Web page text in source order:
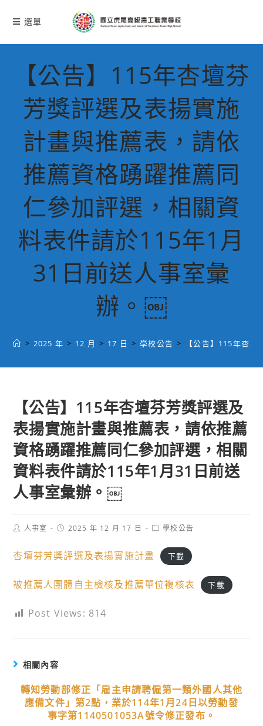
選單
【公告】115年杏壇芬
芳獎評選及表揚實施
計畫與推薦表，請依
推薦資格踴躍推薦同
仁參加評選，相關資
料表件請於115年1月
31日前送人事室彙
辦。￼
> 2025 年 > 12 月 > 17 日 > 學校公告 > 【公告】115年杏
【公告】115年杏壇芬芳獎評選及
表揚實施計畫與推薦表，請依推薦
資格踴躍推薦同仁參加評選，相關
資料表件請於115年1月31日前送
人事室彙辦。￼
Post人事室
Post2025 年 12 月 17 日
Post學校公告
杏壇芬芳獎評選及表揚實施計畫 下載
被推薦人團體自主檢核及推薦單位複核表 下載
Post Views: 814
相關內容
轉知勞動部修正「雇主申請聘僱第一類外國人其他
應備文件」第2點，業於114年1月24日以勞動發
事字第1140501053A號令修正發布。